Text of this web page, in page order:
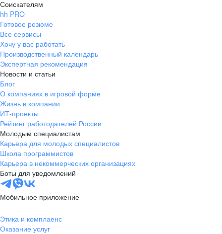
Соискателям
hh PRO
Готовое резюме
Все сервисы
Хочу у вас работать
Производственный календарь
Экспертная рекомендация
Новости и статьи
Блог
О компаниях в игровой форме
Жизнь в компании
ИТ-проекты
Рейтинг работодателей России
Молодым специалистам
Карьера для молодых специалистов
Школа программистов
Карьера в некоммерческих организациях
Боты для уведомлений
Мобильное приложение
Этика и комплаенс
Оказание услуг